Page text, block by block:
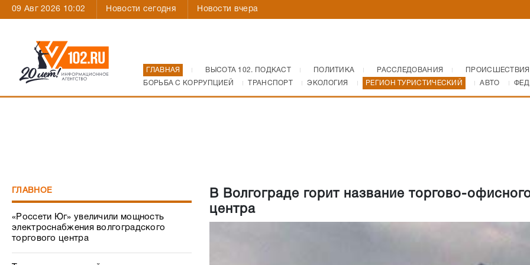
09 Авг 2026 10:02 Новости сегодня Новости вчера
ГЛАВНАЯ ВЫСОТА 102. ПОДКАСТ ПОЛИТИКА РАССЛЕДОВАНИЯ
ПРОИСШЕСТВИЯ
БОРЬБА С КОРРУПЦИЕЙ
ТРАНСПОРТ ЭКОЛОГИЯ РЕГИОН ТУРИСТИЧЕСКИЙ АВТО
Техника для детской поликлиники – с
заботой о маленьких пациентах
Как Волгоград пережил атаку
украинских БПЛА: все, что происходило
31 июля